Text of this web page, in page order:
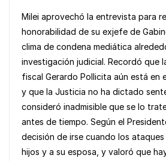
Milei aprovechó la entrevista para
honorabilidad de su exjefe de
clima de condena mediática
investigación judicial. Recordó que
fiscal Gerardo Pollicita aún está en
y que la Justicia no ha dictado
consideró inadmisible que se lo
antes de tiempo. Según el
decisión de irse cuando los
hijos y a su esposa, y valoró que